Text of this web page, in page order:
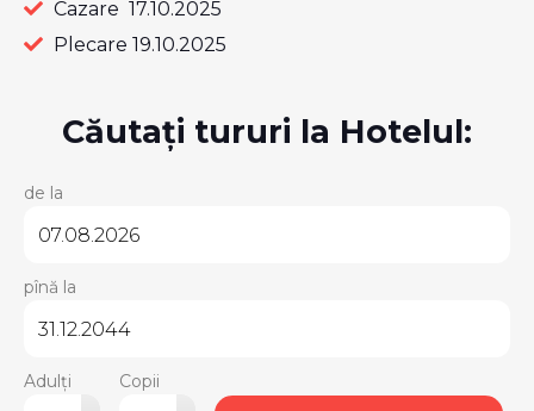
Cazare 17.10.2025
Plecare 19.10.2025
Căutați tururi la Hotelul:
de la
pînă la
Adulți Copii